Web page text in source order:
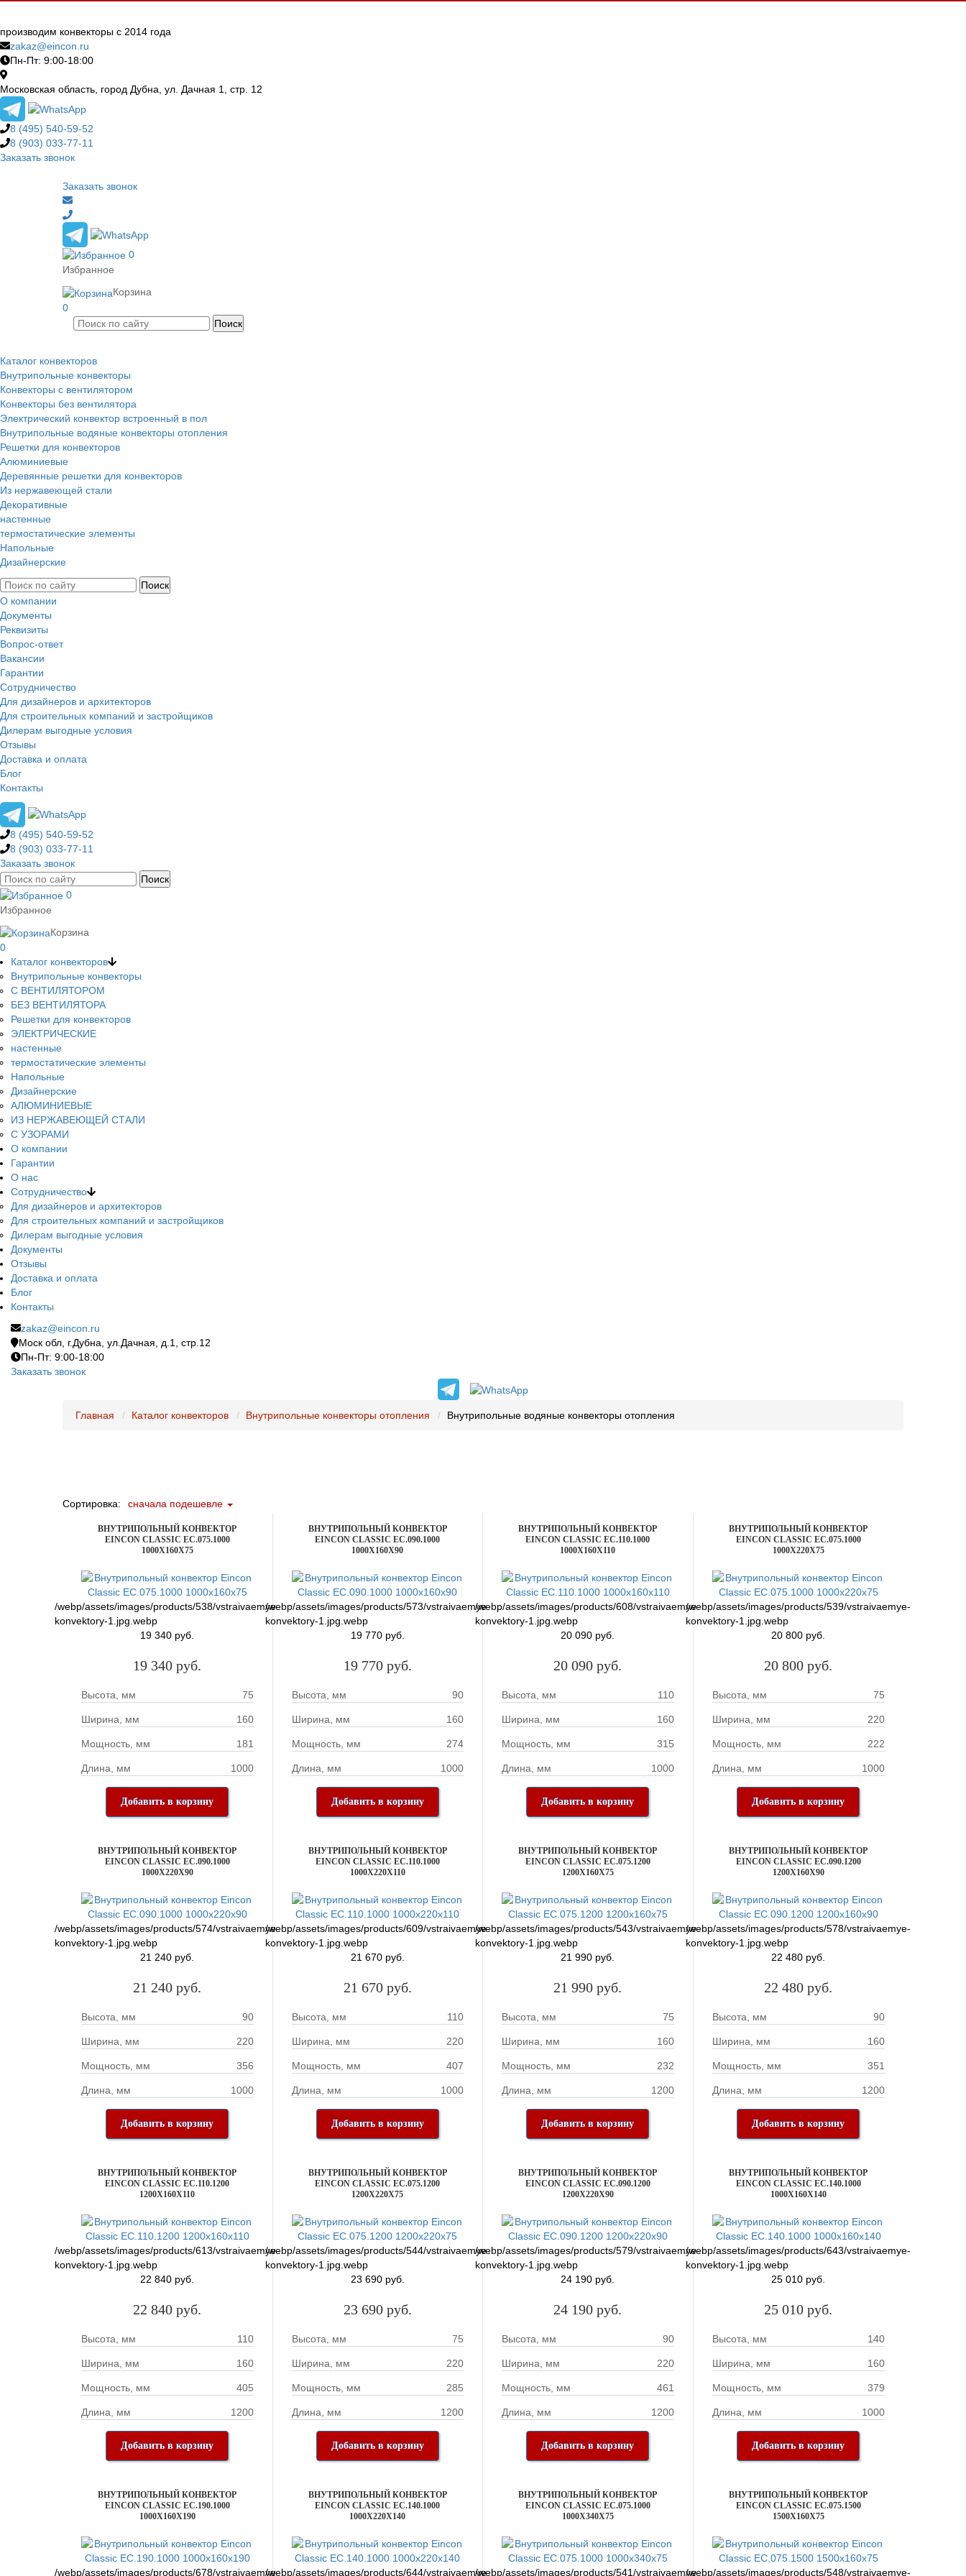
производим конвекторы с 2014 года
zakaz@eincon.ru
Пн-Пт: 9:00-18:00
Московская область, город Дубна, ул. Дачная 1, стр. 12
8 (495) 540-59-52
8 (903) 033-77-11
Заказать звонок
Заказать звонок
0
Избранное
0
Корзина
Каталог конвекторов
Внутрипольные конвекторы
Конвекторы с вентилятором
Конвекторы без вентилятора
Электрический конвектор вcтроенный в пол
Внутрипольные водяные конвекторы отопления
Решетки для конвекторов
Алюминиевые
Деревянные решетки для конвекторов
Из нержавеющей стали
Декоративные
настенные
термостатические элементы
Напольные
Дизайнерские
О компании
Документы
Реквизиты
Вопрос-ответ
Вакансии
Гарантии
Сотрудничество
Для дизайнеров и архитекторов
Для строительных компаний и застройщиков
Дилерам выгодные условия
Отзывы
Доставка и оплата
Блог
Контакты
8 (495) 540-59-52
8 (903) 033-77-11
Заказать звонок
0
Избранное
0
Корзина
Каталог конвекторов
Внутрипольные конвекторы
С ВЕНТИЛЯТОРОМ
БЕЗ ВЕНТИЛЯТОРА
Решетки для конвекторов
ЭЛЕКТРИЧЕСКИЕ
настенные
термостатические элементы
Напольные
Дизайнерские
АЛЮМИНИЕВЫЕ
ИЗ НЕРЖАВЕЮЩЕЙ СТАЛИ
С УЗОРАМИ
О компании
Гарантии
О нас
Сотрудничество
Для дизайнеров и архитекторов
Для строительных компаний и застройщиков
Дилерам выгодные условия
Документы
Отзывы
Доставка и оплата
Блог
Контакты
zakaz@eincon.ru
Моск обл, г.Дубна, ул.Дачная, д.1, стр.12
Пн-Пт: 9:00-18:00
Заказать звонок
Главная Каталог конвекторов Внутрипольные конвекторы отопления Внутрипольные водяные конвекторы отопления
Сортировка: сначала подешевле
ВНУТРИПОЛЬНЫЙ КОНВЕКТОР
EINCON CLASSIC EC.075.1000
1000X160X75
/webp/assets/images/products/538/vstraivaemye-
konvektory-1.jpg.webp
19 340 руб.
19 340 руб.
Высота, мм 75
Ширина, мм 160
Мощность, мм 181
Длина, мм 1000
Добавить в корзину
ВНУТРИПОЛЬНЫЙ КОНВЕКТОР
EINCON CLASSIC EC.090.1000
1000X160X90
/webp/assets/images/products/573/vstraivaemye-
konvektory-1.jpg.webp
19 770 руб.
19 770 руб.
Высота, мм 90
Ширина, мм 160
Мощность, мм 274
Длина, мм 1000
Добавить в корзину
ВНУТРИПОЛЬНЫЙ КОНВЕКТОР
EINCON CLASSIC EC.110.1000
1000X160X110
/webp/assets/images/products/608/vstraivaemye-
konvektory-1.jpg.webp
20 090 руб.
20 090 руб.
Высота, мм 110
Ширина, мм 160
Мощность, мм 315
Длина, мм 1000
Добавить в корзину
ВНУТРИПОЛЬНЫЙ КОНВЕКТОР
EINCON CLASSIC EC.075.1000
1000X220X75
/webp/assets/images/products/539/vstraivaemye-
konvektory-1.jpg.webp
20 800 руб.
20 800 руб.
Высота, мм 75
Ширина, мм 220
Мощность, мм 222
Длина, мм 1000
Добавить в корзину
ВНУТРИПОЛЬНЫЙ КОНВЕКТОР
EINCON CLASSIC EC.090.1000
1000X220X90
/webp/assets/images/products/574/vstraivaemye-
konvektory-1.jpg.webp
21 240 руб.
21 240 руб.
Высота, мм 90
Ширина, мм 220
Мощность, мм 356
Длина, мм 1000
Добавить в корзину
ВНУТРИПОЛЬНЫЙ КОНВЕКТОР
EINCON CLASSIC EC.110.1000
1000X220X110
/webp/assets/images/products/609/vstraivaemye-
konvektory-1.jpg.webp
21 670 руб.
21 670 руб.
Высота, мм 110
Ширина, мм 220
Мощность, мм 407
Длина, мм 1000
Добавить в корзину
ВНУТРИПОЛЬНЫЙ КОНВЕКТОР
EINCON CLASSIC EC.075.1200
1200X160X75
/webp/assets/images/products/543/vstraivaemye-
konvektory-1.jpg.webp
21 990 руб.
21 990 руб.
Высота, мм 75
Ширина, мм 160
Мощность, мм 232
Длина, мм 1200
Добавить в корзину
ВНУТРИПОЛЬНЫЙ КОНВЕКТОР
EINCON CLASSIC EC.090.1200
1200X160X90
/webp/assets/images/products/578/vstraivaemye-
konvektory-1.jpg.webp
22 480 руб.
22 480 руб.
Высота, мм 90
Ширина, мм 160
Мощность, мм 351
Длина, мм 1200
Добавить в корзину
ВНУТРИПОЛЬНЫЙ КОНВЕКТОР
EINCON CLASSIC EC.110.1200
1200X160X110
/webp/assets/images/products/613/vstraivaemye-
konvektory-1.jpg.webp
22 840 руб.
22 840 руб.
Высота, мм 110
Ширина, мм 160
Мощность, мм 405
Длина, мм 1200
Добавить в корзину
ВНУТРИПОЛЬНЫЙ КОНВЕКТОР
EINCON CLASSIC EC.075.1200
1200X220X75
/webp/assets/images/products/544/vstraivaemye-
konvektory-1.jpg.webp
23 690 руб.
23 690 руб.
Высота, мм 75
Ширина, мм 220
Мощность, мм 285
Длина, мм 1200
Добавить в корзину
ВНУТРИПОЛЬНЫЙ КОНВЕКТОР
EINCON CLASSIC EC.090.1200
1200X220X90
/webp/assets/images/products/579/vstraivaemye-
konvektory-1.jpg.webp
24 190 руб.
24 190 руб.
Высота, мм 90
Ширина, мм 220
Мощность, мм 461
Длина, мм 1200
Добавить в корзину
ВНУТРИПОЛЬНЫЙ КОНВЕКТОР
EINCON CLASSIC EC.140.1000
1000X160X140
/webp/assets/images/products/643/vstraivaemye-
konvektory-1.jpg.webp
25 010 руб.
25 010 руб.
Высота, мм 140
Ширина, мм 160
Мощность, мм 379
Длина, мм 1000
Добавить в корзину
ВНУТРИПОЛЬНЫЙ КОНВЕКТОР
EINCON CLASSIC EC.190.1000
1000X160X190
/webp/assets/images/products/678/vstraivaemye-
ВНУТРИПОЛЬНЫЙ КОНВЕКТОР
EINCON CLASSIC EC.140.1000
1000X220X140
/webp/assets/images/products/644/vstraivaemye-
ВНУТРИПОЛЬНЫЙ КОНВЕКТОР
EINCON CLASSIC EC.075.1000
1000X340X75
/webp/assets/images/products/541/vstraivaemye-
ВНУТРИПОЛЬНЫЙ КОНВЕКТОР
EINCON CLASSIC EC.075.1500
1500X160X75
/webp/assets/images/products/548/vstraivaemye-